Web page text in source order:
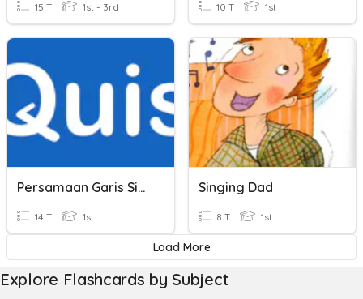
15 T 1st - 3rd 10 T 1st
Persamaan Garis Singgung Lingkaran
14 T 1st
Singing Dad
8 T 1st
Load More
Explore Flashcards by Subject